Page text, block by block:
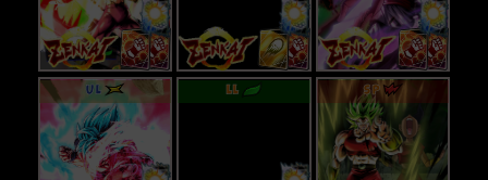
UL LL SP